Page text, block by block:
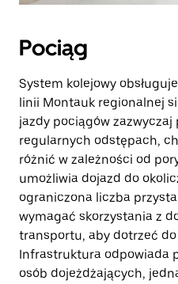
Pociąg
System kolejowy
linii Montauk regionalnej
jazdy pociągów
regularnych odstępach,
różnić w zależności od
umożliwia dojazd do
ograniczona liczba
wymagać skorzystania z
transportu, aby dotrzeć
Infrastruktura odpowiada
osób dojeżdżających,